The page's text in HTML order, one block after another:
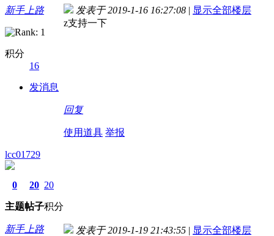
新手上路
积分
16
发消息
发表于 2019-1-16 16:27:08 | 显示全部楼层
z支持一下
回复
使用道具 举报
lcc01729
0
主题
20
帖子
20
积分
新手上路 发表于 2019-1-19 21:43:55 | 显示全部楼层